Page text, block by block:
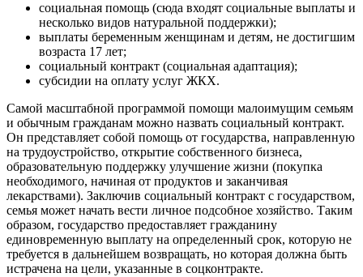
социальная помощь (сюда входят социальные выплаты и
несколько видов натуральной поддержки);
выплаты беременным женщинам и детям, не достигшим
возраста 17 лет;
социальный контракт (социальная адаптация);
субсидии на оплату услуг ЖКХ.
Самой масштабной программой помощи малоимущим семьям
и обычным гражданам можно назвать социальный контракт.
Он представляет собой помощь от государства, направленную
на трудоустройство, открытие собственного бизнеса,
образовательную поддержку улучшение жизни (покупка
необходимого, начиная от продуктов и заканчивая
лекарствами). Заключив социальный контракт с государством,
семья может начать вести личное подсобное хозяйство. Таким
образом, государство предоставляет гражданину
единовременную выплату на определенный срок, которую не
требуется в дальнейшем возвращать, но которая должна быть
истрачена на цели, указанные в соцконтракте.